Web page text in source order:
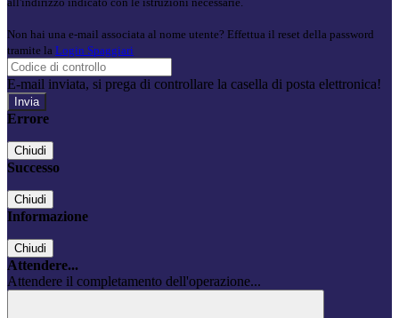
Non hai una e-mail associata al nome utente? Effettua il reset della password
tramite la Login Spaggiari
E-mail inviata, si prega di controllare la casella di posta elettronica!
Errore
Chiudi
Successo
Chiudi
Informazione
Chiudi
Attendere...
Attendere il completamento dell'operazione...